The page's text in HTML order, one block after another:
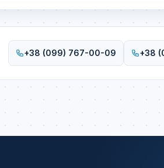
+38 (099) 767-00-09 +38